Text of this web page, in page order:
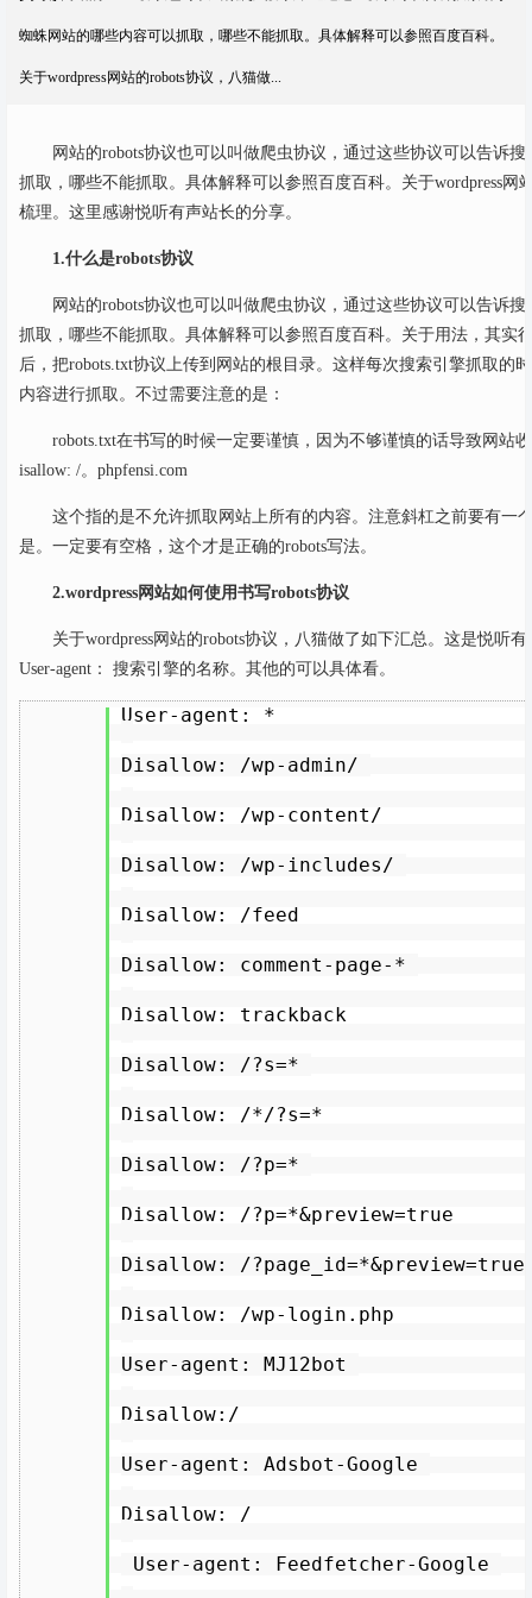
蜘蛛网站的哪些内容可以抓取，哪些不能抓取。具体解释可以参照百度百科。
关于wordpress网站的robots协议，八猫做...
网站的robots协议也可以叫做爬虫协议，通过这些协议可以告诉
抓取，哪些不能抓取。具体解释可以参照百度百科。关于wordpress网
梳理。这里感谢悦听有声站长的分享。
1.什么是robots协议
网站的robots协议也可以叫做爬虫协议，通过这些协议可以告诉
抓取，哪些不能抓取。具体解释可以参照百度百科。关于用法，其实
后，把robots.txt协议上传到网站的根目录。这样每次搜索引擎抓取的
内容进行抓取。不过需要注意的是：
robots.txt在书写的时候一定要谨慎，因为不够谨慎的话导致网站
isallow: /。phpfensi.com
这个指的是不允许抓取网站上所有的内容。注意斜杠之前要有一
是。一定要有空格，这个才是正确的robots写法。
2.wordpress网站如何使用书写robots协议
关于wordpress网站的robots协议，八猫做了如下汇总。这是悦听
User-agent： 搜索引擎的名称。其他的可以具体看。
User-agent: *
Disallow: /wp-admin/
Disallow: /wp-content/
Disallow: /wp-includes/
Disallow: /feed
Disallow: comment-page-*
Disallow: trackback
Disallow: /?s=*
Disallow: /*/?s=*
Disallow: /?p=*
Disallow: /?p=*&preview=true
Disallow: /
Disallow: /wp-login.php
User-agent: MJ12bot
Disallow:/
User-agent: Adsbot-Google
Disallow: /
User-agent: Feedfetcher-Google